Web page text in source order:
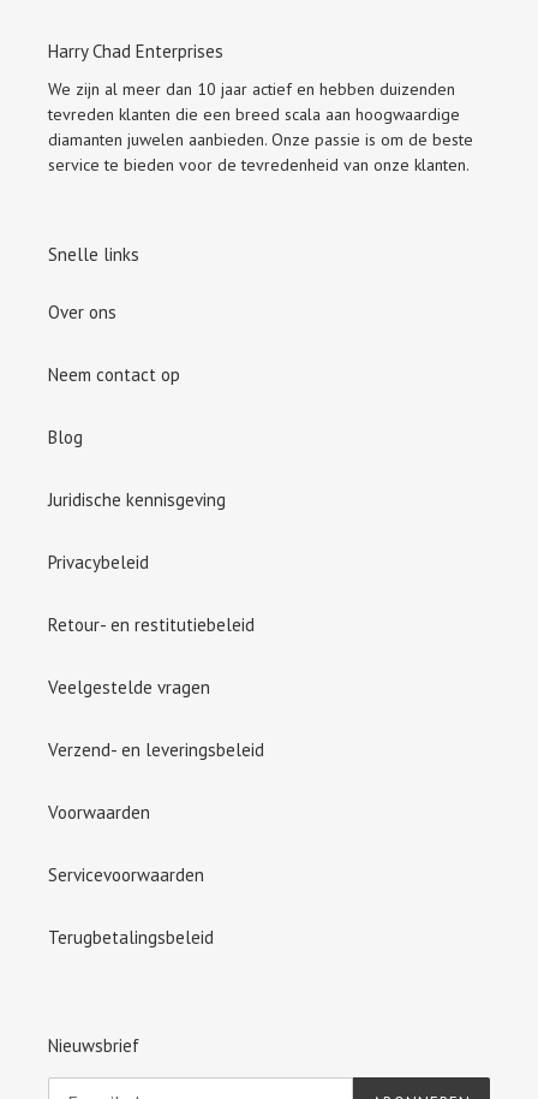
Harry Chad Enterprises
We zijn al meer dan 10 jaar actief en hebben duizenden
tevreden klanten die een breed scala aan hoogwaardige
diamanten juwelen aanbieden. Onze passie is om de beste
service te bieden voor de tevredenheid van onze klanten.
Snelle links
Over ons
Neem contact op
Blog
Juridische kennisgeving
Privacybeleid
Retour- en restitutiebeleid
Veelgestelde vragen
Verzend- en leveringsbeleid
Voorwaarden
Servicevoorwaarden
Terugbetalingsbeleid
Nieuwsbrief